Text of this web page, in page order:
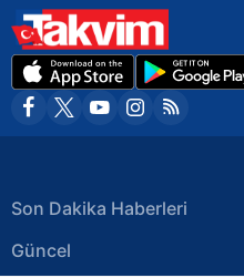
Son Dakika Haberleri
Güncel